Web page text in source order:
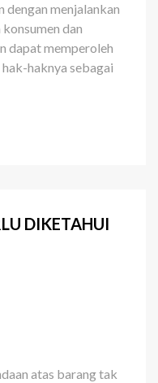
dengan menjalankan
dan
dapat memperoleh
haknya sebagai
DIKETAHUI
atas barang tak